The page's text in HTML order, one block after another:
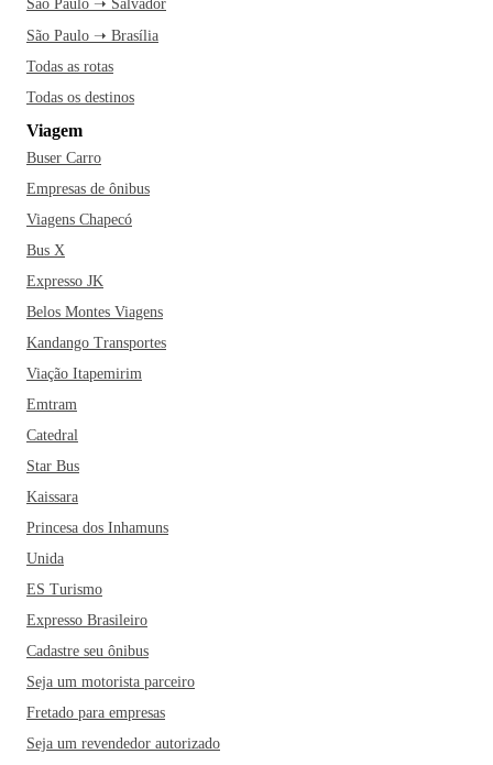
São Paulo ➝ Salvador
São Paulo ➝ Brasília
Todas as rotas
Todas os destinos
Viagem
Buser Carro
Empresas de ônibus
Viagens Chapecó
Bus X
Expresso JK
Belos Montes Viagens
Kandango Transportes
Viação Itapemirim
Emtram
Catedral
Star Bus
Kaissara
Princesa dos Inhamuns
Unida
ES Turismo
Expresso Brasileiro
Cadastre seu ônibus
Seja um motorista parceiro
Fretado para empresas
Seja um revendedor autorizado